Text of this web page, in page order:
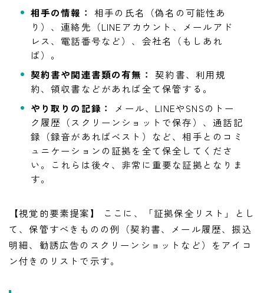
相手の情報： 相手の氏名（偽名の可能性あ
り）、連絡先（LINEアカウント、メールアド
レス、電話番号など）、会社名（もしあれ
ば）。
契約書や関連書類の有無：
契約書、利用規
約、領収書などがあれば全て保管する。
やり取りの記録：
メール、LINEやSNSのトー
ク履歴（スクリーンショットで保存）、通話記
録（録音があればベスト）など、相手とのコミ
ュニケーションの証拠を全て保全してくださ
い。これらは後々、非常に重要な証拠となりま
す。
【視覚的要素提案】 ここに、「証拠保全リスト」とし
て、保管すべきものの例（契約書、メール履歴、振込
明細、勧誘広告のスクリーンショットなど）をアイコ
ン付きのリストで示す。